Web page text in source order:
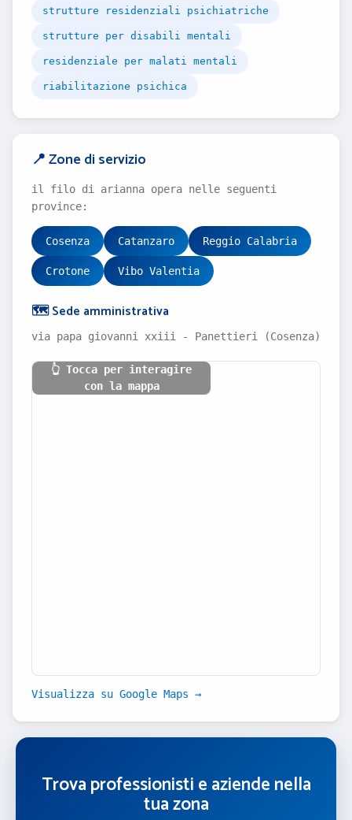
strutture residenziali psichiatriche
strutture per disabili mentali
residenziale per malati mentali
riabilitazione psichica
📍 Zone di servizio
il filo di arianna opera nelle seguenti
province:
Cosenza Catanzaro Reggio Calabria
Crotone Vibo Valentia
🗺️ Sede amministrativa
via papa giovanni xxiii - Panettieri (Cosenza)
👆 Tocca per interagire
con la mappa
Visualizza su Google Maps →
Trova professionisti e aziende nella
tua zona